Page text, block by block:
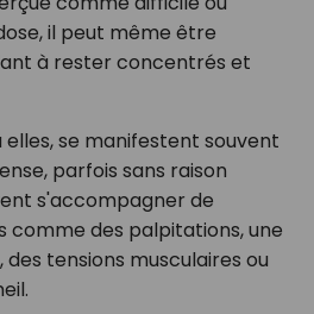
il peut même être
à rester concentrés et
elles, se manifestent souvent
parfois sans raison
s'accompagner de
comme des palpitations, une
tensions musculaires ou